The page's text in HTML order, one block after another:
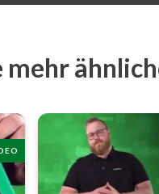
mehr